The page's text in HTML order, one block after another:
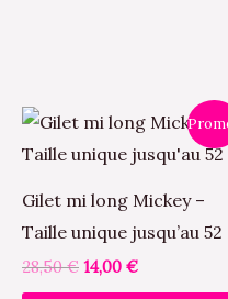
Gilet mi long Mickey –
Taille unique jusqu’au 52
28,50€
Le
prix
initial
28,50 €.
14,00 €
Le
prix
actuel
14,00 €.